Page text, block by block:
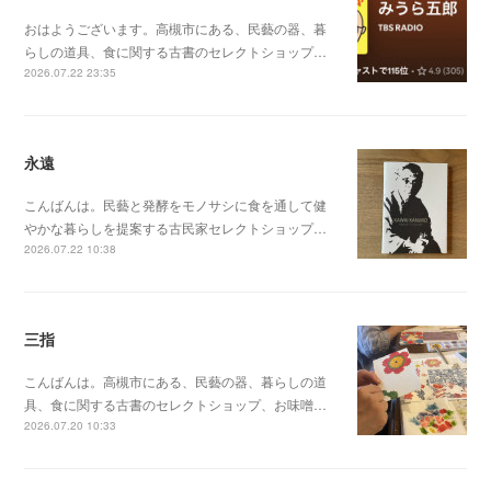
おはようございます。高槻市にある、民藝の器、暮
らしの道具、食に関する古書のセレクトショップ…
2026.07.22 23:35
永遠
こんばんは。民藝と発酵をモノサシに食を通して健
やかな暮らしを提案する古民家セレクトショップ…
2026.07.22 10:38
三指
こんばんは。高槻市にある、民藝の器、暮らしの道
具、食に関する古書のセレクトショップ、お味噌…
2026.07.20 10:33